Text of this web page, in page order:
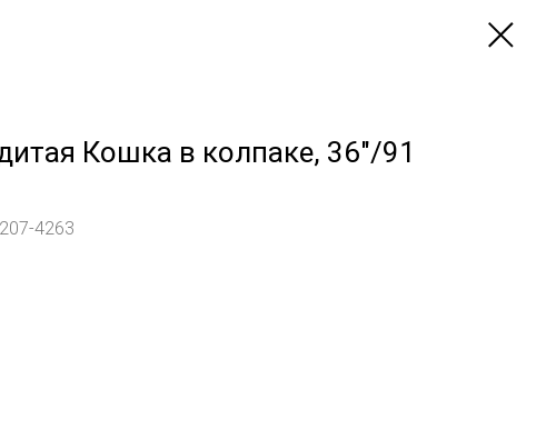
Кошка в колпаке, 36"/91
4263